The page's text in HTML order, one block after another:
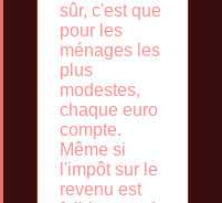
sûr, c'est que
pour les
ménages les
plus
modestes,
chaque euro
compte.
Même si
l'impôt sur le
revenu est